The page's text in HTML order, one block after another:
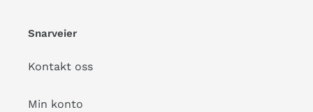
Snarveier
Kontakt oss
Min konto